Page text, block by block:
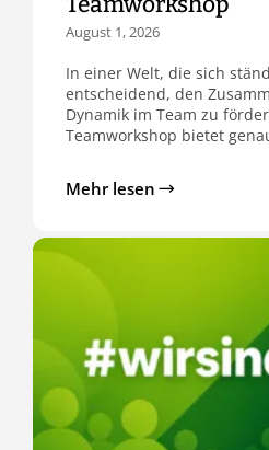
August 1, 2026
In einer Welt, die sich
entscheidend, den
Dynamik im Team zu
Teamworkshop bietet
Mehr lesen